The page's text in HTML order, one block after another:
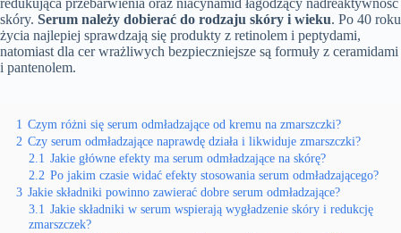
redukująca przebarwienia oraz niacynamid łagodzący nadreaktywność
skóry. Serum należy dobierać do rodzaju skóry i wieku. Po 40 roku
życia najlepiej sprawdzają się produkty z retinolem i peptydami,
natomiast dla cer wrażliwych bezpieczniejsze są formuły z ceramidami
i pantenolem.
1 Czym różni się serum odmładzające od kremu na zmarszczki?
2 Czy serum odmładzające naprawdę działa i likwiduje zmarszczki?
2.1 Jakie główne efekty ma serum odmładzające na skórę?
2.2 Po jakim czasie widać efekty stosowania serum odmładzającego?
3 Jakie składniki powinno zawierać dobre serum odmładzające?
3.1 Jakie składniki w serum wspierają wygładzenie skóry i redukcję
zmarszczek?